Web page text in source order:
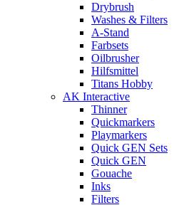
Drybrush
Washes & Filters
A-Stand
Farbsets
Oilbrusher
Hilfsmittel
Titans Hobby
AK Interactive
Thinner
Quickmarkers
Playmarkers
Quick GEN Sets
Quick GEN
Gouache
Inks
Filters